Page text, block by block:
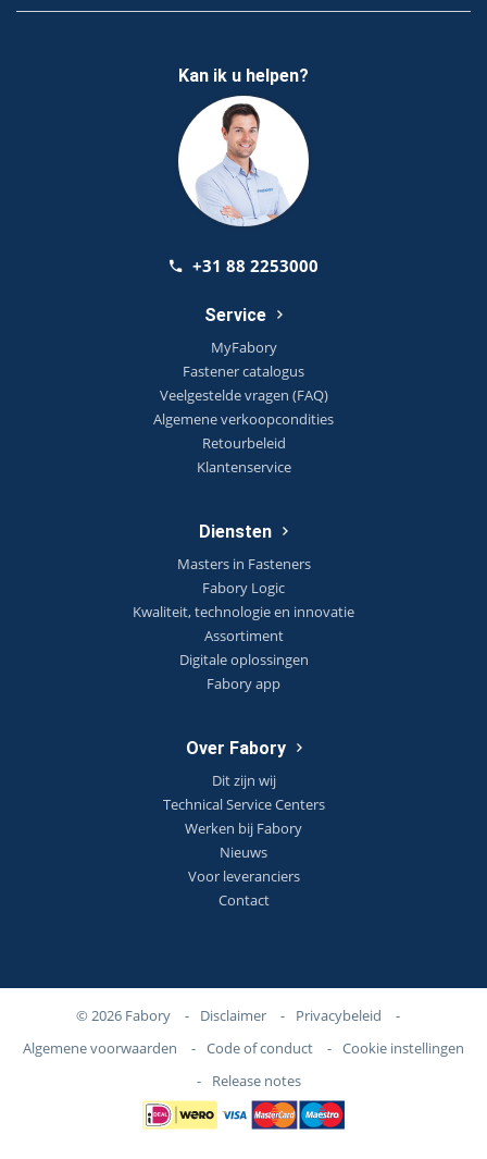
Kan ik u helpen?
+31 88 2253000
Service
MyFabory
Fastener catalogus
Veelgestelde vragen (FAQ)
Algemene verkoopcondities
Retourbeleid
Klantenservice
Diensten
Masters in Fasteners
Fabory Logic
Kwaliteit, technologie en innovatie
Assortiment
Digitale oplossingen
Fabory app
Over Fabory
Dit zijn wij
Technical Service Centers
Werken bij Fabory
Nieuws
Voor leveranciers
Contact
© 2026 Fabory - Disclaimer - Privacybeleid
-
Algemene voorwaarden
- Code of conduct - Cookie instellingen
-
Release notes